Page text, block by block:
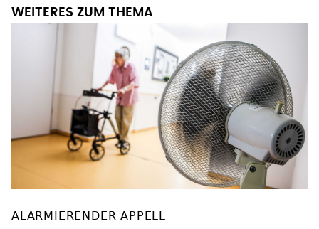
WEITERES ZUM THEMA
ALARMIERENDER APPELL